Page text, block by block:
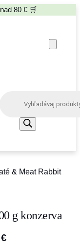
80 € 🛒
e
& Meat Rabbit
g konzerva
€P